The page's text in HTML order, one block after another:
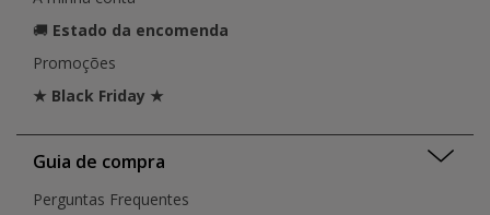
🚚 Estado da encomenda
Promoções
★ Black Friday ★
Guia de compra
Perguntas Frequentes